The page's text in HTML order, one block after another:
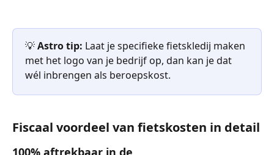
💡 Astro tip: Laat je specifieke fietskledij maken
met het logo van je bedrijf op, dan kan je dat
wél inbrengen als beroepskost.
Fiscaal voordeel van fietskosten in detail
100% aftrekbaar in de